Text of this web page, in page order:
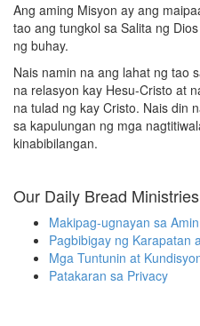
Ang aming Misyon ay ang
tao ang tungkol sa Salita ng
ng buhay.
Nais namin na ang lahat ng tao
na relasyon kay Hesu-Cristo at
na tulad ng kay Cristo. Nais din
sa kapulungan ng mga
kinabibilangan.
Our Daily Bread Ministries
Makipag-ugnayan sa Amin
Pagbibigay ng Karapatan
Mga Tuntunin at
Patakaran sa Privacy